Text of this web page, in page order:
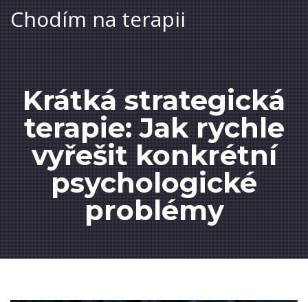
Chodím na terapii
Krátká strategická
terapie: Jak rychle
vyřešit konkrétní
psychologické
problémy